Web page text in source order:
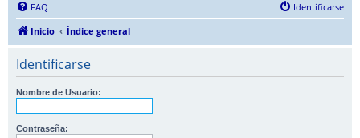
FAQ
Identificarse
Inicio
Índice general
Identificarse
Nombre de Usuario:
Contraseña: